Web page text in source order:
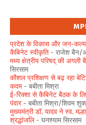
प्रदेश के विकास और जन-
कैबिनेट स्वीकृति - राजेश बैन/
मध्य क्षेत्रीय परिषद् की
सिरसाम
कौशल प्रशिक्षण से बढ़ रहा
कदम- बबीता मिश्रा
ई-रिक्शा से कैबिनेट बैठक के
पंवार- बबीता मिश्रा/शिवम
मुख्यमंत्री डॉ. यादव ने स्व.
श्रद्धांजलि- घनश्याम सिरसाम